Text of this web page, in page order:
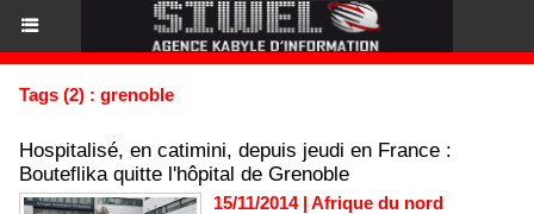
Tags (2) : grenoble
Hospitalisé, en catimini, depuis jeudi en France :
Bouteflika quitte l'hôpital de Grenoble
15/11/2014| Afrique du nord